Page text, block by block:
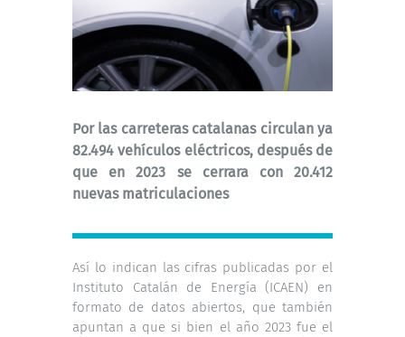
Por las carreteras catalanas circulan ya
82.494 vehículos eléctricos, después de
que en 2023 se cerrara con 20.412
nuevas matriculaciones
Así lo indican las cifras publicadas por el
Instituto Catalán de Energía (ICAEN) en
formato de datos abiertos, que también
apuntan a que si bien el año 2023 fue el